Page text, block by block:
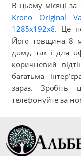
В цьому місяці
Krono Original
1285x192x8. Це
Його товщина 8
дому, так і для
коричневий
багатьма
зараз.
телефонуйте за